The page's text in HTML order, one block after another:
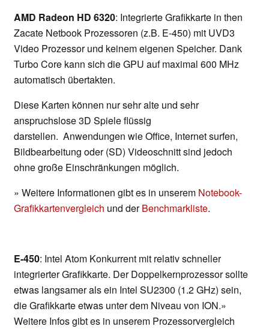
AMD Radeon HD 6320: Integrierte Grafikkarte in then
Zacate Netbook Prozessoren (z.B. E-450) mit UVD3
Video Prozessor und keinem eigenen Speicher. Dank
Turbo Core kann sich die GPU auf maximal 600 MHz
automatisch übertakten.
Diese Karten können nur sehr alte und sehr
anspruchslose 3D Spiele flüssig
darstellen. Anwendungen wie Office, Internet surfen,
Bildbearbeitung oder (SD) Videoschnitt sind jedoch
ohne große Einschränkungen möglich.
» Weitere Informationen gibt es in unserem Notebook-
Grafikkartenvergleich und derBenchmarkliste.
E-450: Intel Atom Konkurrent mit relativ schneller
integrierter Grafikkarte. Der Doppelkernprozessor sollte
etwas langsamer als ein Intel SU2300 (1.2 GHz) sein,
die Grafikkarte etwas unter dem Niveau von ION.»
Weitere Infos gibt es in unserem Prozessorvergleich